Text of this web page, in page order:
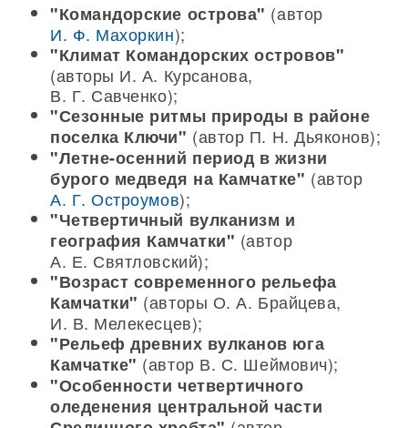
"Командорские острова" (автор
И. Ф. Махоркин);
"Климат Командорских островов"
(авторы И. А. Курсанова,
В. Г. Савченко);
"Сезонные ритмы природы в районе
поселка Ключи" (автор П. Н. Дьяконов);
"Летне-осенний период в жизни
бурого медведя на Камчатке" (автор
А. Г. Остроумов);
"Четвертичный вулканизм и
география Камчатки" (автор
А. Е. Святловский);
"Возраст современного рельефа
Камчатки" (авторы О. А. Брайцева,
И. В. Мелекесцев);
"Рельеф древних вулканов юга
Камчатке" (автор В. С. Шеймович);
"Особенности четвертичного
оледенения центральной части